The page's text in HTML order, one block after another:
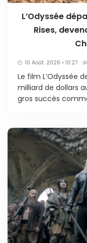
L’Odyssée
Rises,
10 Août. 2026 • 10:27
Le film L’Odyssée
milliard de dollars
gros succès